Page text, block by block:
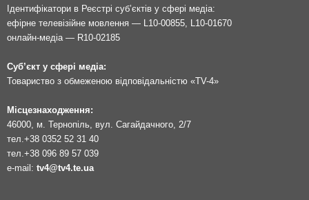
Ідентифікатори в Реєстрі суб’єктів у сфері медіа:
ефірне телевізійне мовлення — L10-00855, L10-01670
онлайн-медіа — R10-02185
Суб’єкт у сфері медіа:
Товариство з обмеженою відповідальністю «TV-4»
Місцезнаходження:
46000, м. Тернопіль, вул. Сагайдачного, 2/7
тел. +38 0352 52 31 40
тел. +38 096 89 57 039
e-mail: tv4@tv4.te.ua